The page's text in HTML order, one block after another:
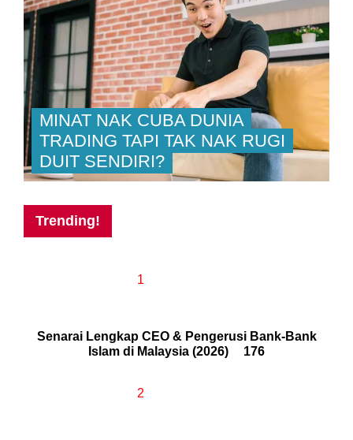
MINAT NAK CUBA DUNIA
TRADING TAPI TAK NAK RUGI
DUIT SENDIRI?
Trending!
1
Senarai Lengkap CEO & Pengerusi Bank-Bank
Islam di Malaysia (2026)
176
2